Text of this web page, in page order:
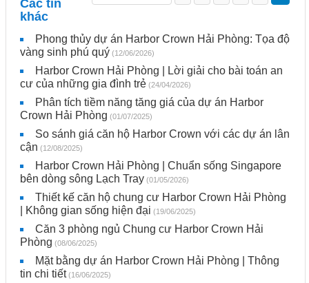
Các tin
khác
Phong thủy dự án Harbor Crown Hải Phòng: Tọa độ
vàng sinh phú quý (12/06/2026)
Harbor Crown Hải Phòng | Lời giải cho bài toán an
cư của những gia đình trẻ (24/04/2026)
Phân tích tiềm năng tăng giá của dự án Harbor
Crown Hải Phòng (01/07/2025)
So sánh giá căn hộ Harbor Crown với các dự án lân
cận (12/08/2025)
Harbor Crown Hải Phòng | Chuẩn sống Singapore
bên dòng sông Lạch Tray (01/05/2026)
Thiết kế căn hộ chung cư Harbor Crown Hải Phòng
| Không gian sống hiện đại (19/06/2025)
Căn 3 phòng ngủ Chung cư Harbor Crown Hải
Phòng (08/06/2025)
Mặt bằng dự án Harbor Crown Hải Phòng | Thông
tin chi tiết (16/06/2025)